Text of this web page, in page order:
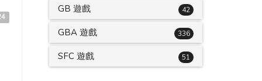
GB 遊戲 42
GBA 遊戲 336
SFC 遊戲 51